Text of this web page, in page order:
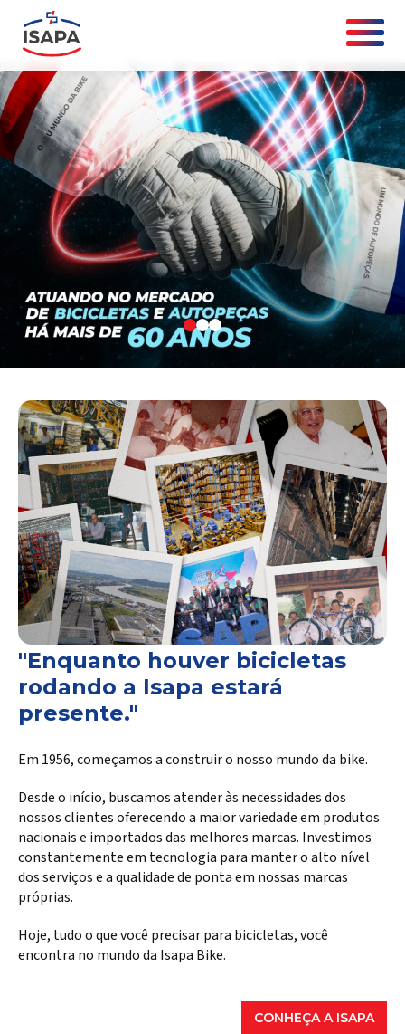
"Enquanto houver bicicletas
rodando a Isapa estará
presente."
Em 1956, começamos a construir o nosso mundo da bike.
Desde o início, buscamos atender às necessidades dos
nossos clientes oferecendo a maior variedade em produtos
nacionais e importados das melhores marcas. Investimos
constantemente em tecnologia para manter o alto nível
dos serviços e a qualidade de ponta em nossas marcas
próprias.
Hoje, tudo o que você precisar para bicicletas, você
encontra no mundo da Isapa Bike.
CONHEÇA A ISAPA